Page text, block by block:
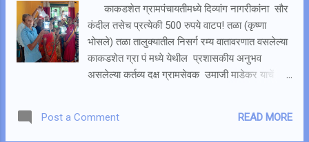
रायगड प्रेस क्लबचे संस्थापक एस. एम. देशमुख यांच्या
अध्यक्षतेखाली तसेच रायगडचे लोकप्रिय खासदार सुनील
तटकरे यांच्या उपस्थितीत आयोजित करण्यात आला होता. या
वर्धापन दिनानिमित्त विविध क्षेत्रात उल्लेखनीय कामगिरी
करणाऱ्या पत्रकार यांना सन्मानपूर्वक पुरस्कार देऊन
काकडशेत ग्रामपंचायतीमध्ये दिव्यांग नागरीकांना सौर
कंदील तसेच प्रत्येकी 500 रुपये वाटप! तळा (कृष्णा
भोसले) तळा तालुक्यातील निसर्ग रम्य वातावरणात वसलेल्या
काकडशेत ग्रा पं मध्ये येथील प्रशासकीय अनुभव
असलेल्या कर्तव्य दक्ष ग्रामसेवक उमाजी माडेकर याचें
व त्यांचे बॅंक खात्यात 500 रुपये वाटपाचा कार्यक्रम
Post a Comment READ MORE